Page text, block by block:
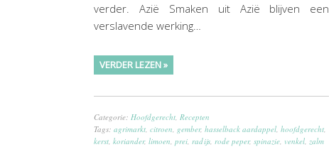
verder. Azië Smaken uit Azië blijven een
verslavende werking…
VERDER LEZEN »
Categorie: Hoofdgerecht Recepten
Tags: agrimarkt citroen gember, hasselback aardappel hoofdgerecht
kerst koriander, limoen prei radijs rode peper, spinazie venkel zalm